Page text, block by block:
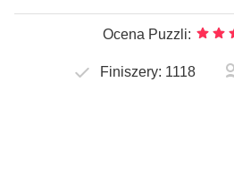
Ocena Puzzli:
Finiszery: 1118